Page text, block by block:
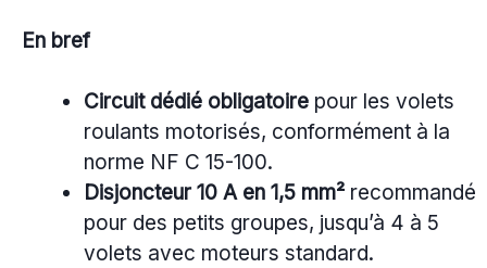
En bref
Circuit dédié obligatoire pour les volets
roulants motorisés, conformément à la
norme NF C 15-100.
Disjoncteur 10 A en 1,5 mm² recommandé
pour des petits groupes, jusqu’à 4 à 5
volets avec moteurs standard.